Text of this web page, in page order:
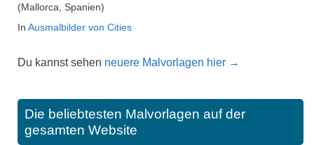
(Mallorca, Spanien)
In Ausmalbilder von Cities
Du kannst sehen neuere Malvorlagen hier →
Die beliebtesten Malvorlagen auf der
gesamten Website